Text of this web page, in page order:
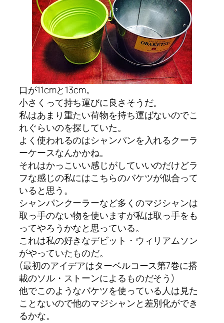
口が11cmと13cm。
小さくって持ち運びに良さそうだ。
私はあまり重たい荷物を持ち運ばないのでこ
れぐらいのを探していた。
よく使われるのはシャンパンを入れるクーラ
ーケースなんかかね。
それはかっこいい感じがしていいのだけどラ
フな感じの私にはこちらのバケツが似合って
いると思う。
シャンパンクーラーなど多くのマジシャンは
取っ手のない物を使いますが私は取っ手をも
ってやろうかなと思っている。
これは私の好きなデビット・ウィリアムソン
がやっていたものだ。
(最初のアイデアはターベルコース第7巻に搭
載のソル・ストーンによるものだそう)
他でこのようなバケツを使っている人は見た
ことないので他のマジシャンと差別化ができ
るかな。